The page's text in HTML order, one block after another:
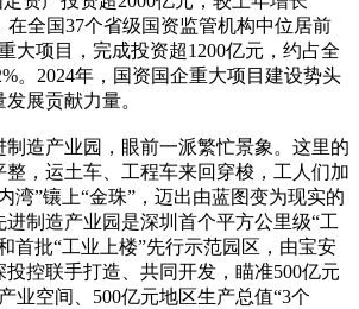
在全国37个省级国资监管机构中位居前
大项目，完成投资超1200亿元，约占全
。2024年，国资国企重大项目建设势头
展贡献力量。
产业园，眼前一派繁忙景象。这里的
整，运土车、工程车来回穿梭，工人们加
”镶上“金珠”，迈出由蓝图变为现实的
制造产业园是深圳首个平方公里级“工
首批“工业上楼”先行示范园区，由宝安
投控联手打造、共同开发，瞄准500亿元
业空间、500亿元地区生产总值“3个